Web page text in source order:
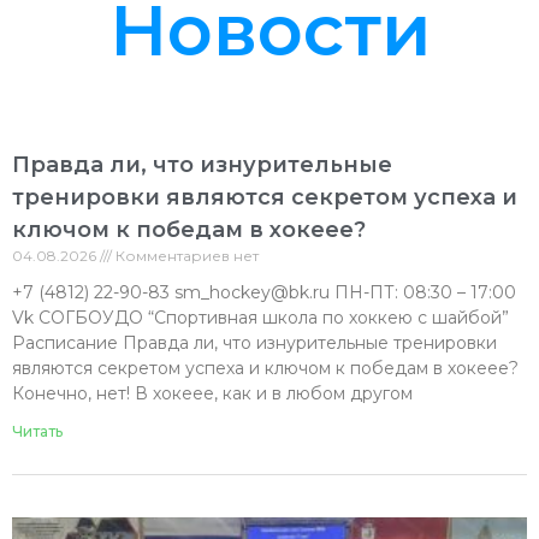
Новости
Правда ли, что изнурительные
тренировки являются секретом успеха и
ключом к победам в хокеее?
04.08.2026 Комментариев нет
+7 (4812) 22-90-83 sm_hockey@bk.ru ПН-ПТ: 08:30 – 17:00
Vk СОГБОУДО “Спортивная школа по хоккею с шайбой”
Расписание Правда ли, что изнурительные тренировки
являются секретом успеха и ключом к победам в хокеее?
‍Конечно, нет! В хокеее, как и в любом другом
Читать